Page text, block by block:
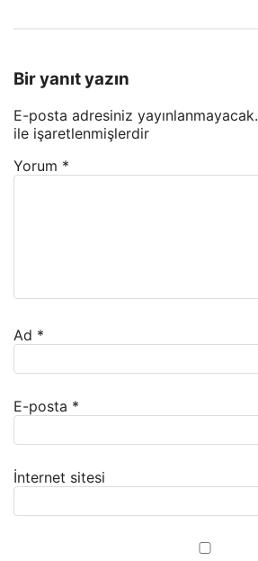
Bir yanıt yazın
E-posta adresiniz yayınlanmayacak.
ile işaretlenmişlerdir
Yorum *
Ad *
E-posta *
İnternet sitesi